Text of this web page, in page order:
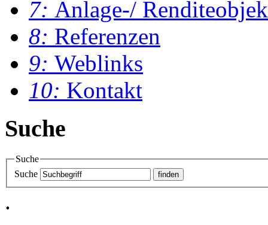
7: Anlage-/
8: Referenzen
9: Weblinks
10: Kontakt
Suche
Suche
Suche
.